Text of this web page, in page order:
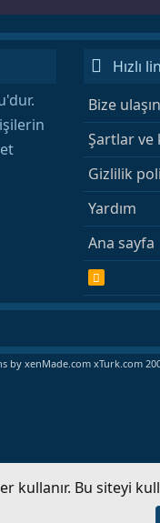
Hızlı
Bize ulaşın
Şartlar ve
Gizlilik
Yardım
Ana sayfa
R
S
S
by xenMade.com xTurk.com
kullanır. Bu siteyi